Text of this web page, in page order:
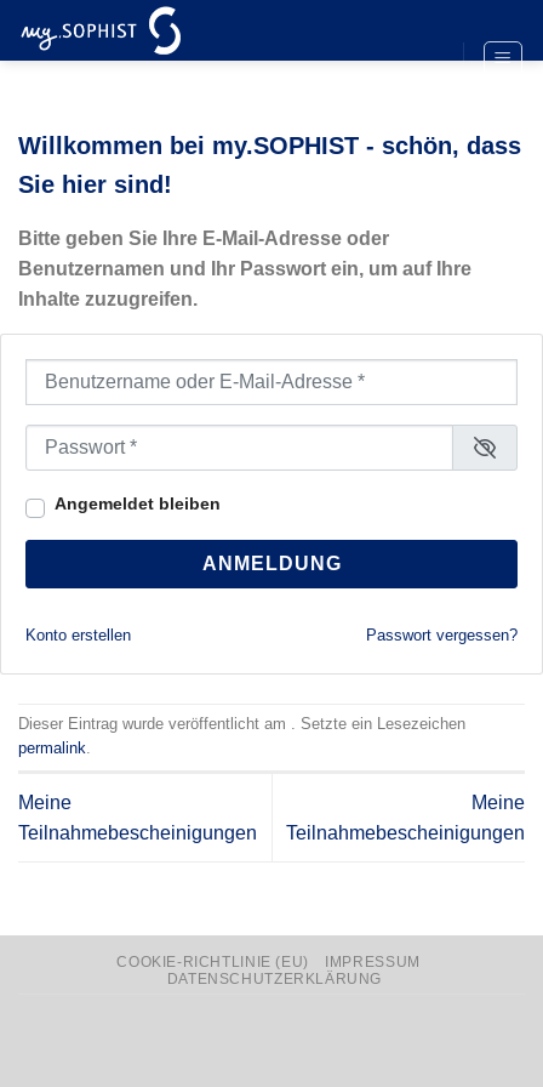
Inhalt
Willkommen bei my.SOPHIST - schön, dass
Sie hier sind!
Bitte geben Sie Ihre E-Mail-Adresse oder
Benutzernamen und Ihr Passwort ein, um auf Ihre
Inhalte zuzugreifen.
Benutzername oder E-Mail-Adresse
Passwort
Angemeldet bleiben
ANMELDUNG
Konto erstellen Passwort vergessen?
Dieser Eintrag wurde veröffentlicht am . Setzte ein Lesezeichen
permalink.
Meine
Teilnahmebescheinigungen
Meine
Teilnahmebescheinigungen
COOKIE-RICHTLINIE (EU)
IMPRESSUM
DATENSCHUTZERKLÄRUNG